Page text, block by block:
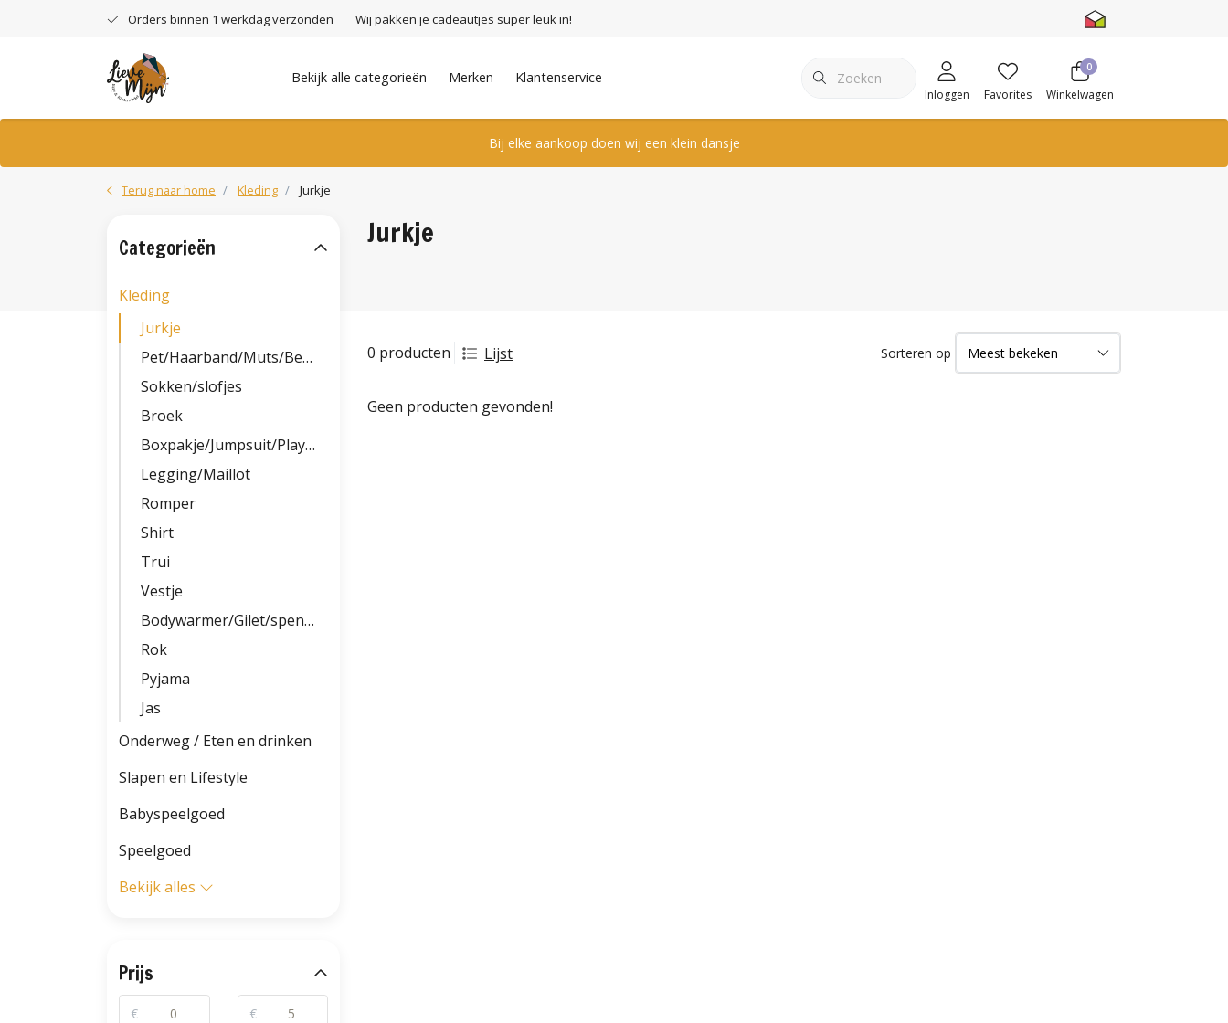
Orders binnen 1 werkdag verzonden Wij pakken je cadeautjes super leuk in!
Bekijk alle categorieën Merken Klantenservice
Inloggen Favorites
0
Winkelwagen
Bij elke aankoop doen wij een klein dansje
Terug naar home Kleding Jurkje
Jurkje
0 producten Lijst Sorteren op
Geen producten gevonden!
Categorieën
Kleding
Jurkje
Pet/Haarband/Muts/Beanie
Sokken/slofjes
Broek
Boxpakje/Jumpsuit/Playsuit
Legging/Maillot
Romper
Shirt
Trui
Vestje
Bodywarmer/Gilet/spencer
Rok
Pyjama
Jas
Onderweg / Eten en drinken
Slapen en Lifestyle
Babyspeelgoed
Speelgoed
Bekijk alles
Prijs
€ €